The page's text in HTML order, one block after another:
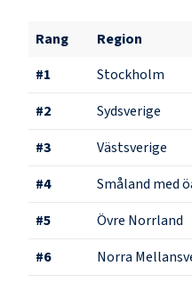
Rang Region
#1 Stockholm
#2 Sydsverige
#3 Västsverige
#4 Småland med
#5 Övre Norrland
#6 Norra